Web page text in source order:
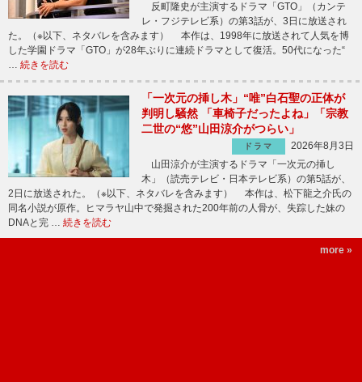
反町隆史が主演するドラマ「GTO」（カンテ
レ・フジテレビ系）の第3話が、3日に放送され
た。（※以下、ネタバレを含みます） 本作は、1998年に放送されて人気を博
した学園ドラマ「GTO」が28年ぶりに連続ドラマとして復活。50代になった“
… 続きを読む
「一次元の挿し木」“唯”白石聖の正体が
判明し騒然 「車椅子だったよね」「宗教
二世の“悠”山田涼介がつらい」
ドラマ
2026年8月3日
山田涼介が主演するドラマ「一次元の挿し
木」（読売テレビ・日本テレビ系）の第5話が、
2日に放送された。（※以下、ネタバレを含みます） 本作は、松下龍之介氏の
同名小説が原作。ヒマラヤ山中で発掘された200年前の人骨が、失踪した妹の
DNAと完 … 続きを読む
more »